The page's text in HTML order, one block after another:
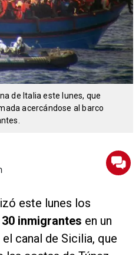
de Italia este lunes, que
acercándose al barco
este lunes los
30 inmigrantes en un
canal de Sicilia, que